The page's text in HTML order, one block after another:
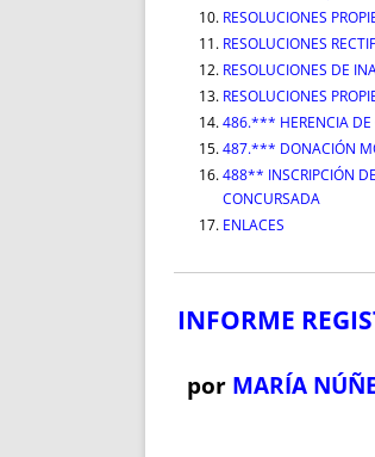
RESOLUCIONES
RESOLUCIONES
RESOLUCIONES DE
RESOLUCIONES
486.*** HERENCIA DE
487.*** DONACIÓN
488** INSCRIPCIÓN
CONCURSADA
ENLACES
INFORME
por MARÍA